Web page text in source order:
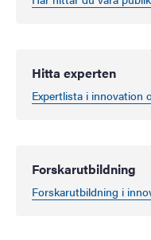
Hitta experten
Expertlista i innovation
Forskarutbildning
Forskarutbildning i